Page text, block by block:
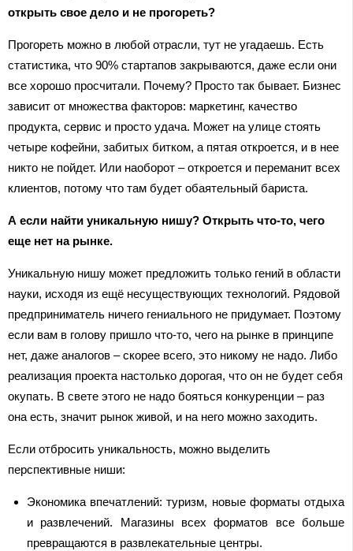
открыть свое дело и не прогореть?
Прогореть можно в любой отрасли, тут не угадаешь. Есть
статистика, что 90% стартапов закрываются, даже если они
все хорошо просчитали. Почему? Просто так бывает. Бизнес
зависит от множества факторов: маркетинг, качество
продукта, сервис и просто удача. Может на улице стоять
четыре кофейни, забитых битком, а пятая откроется, и в нее
никто не пойдет. Или наоборот – откроется и переманит всех
клиентов, потому что там будет обаятельный бариста.
А если найти уникальную нишу? Открыть что-то, чего
еще нет на рынке.
Уникальную нишу может предложить только гений в области
науки, исходя из ещё несуществующих технологий. Рядовой
предприниматель ничего гениального не придумает. Поэтому
если вам в голову пришло что-то, чего на рынке в принципе
нет, даже аналогов – скорее всего, это никому не надо. Либо
реализация проекта настолько дорогая, что он не будет себя
окупать. В свете этого не надо бояться конкуренции – раз
она есть, значит рынок живой, и на него можно заходить.
Если отбросить уникальность, можно выделить
перспективные ниши:
Экономика впечатлений: туризм, новые форматы отдыха
и развлечений. Магазины всех форматов все больше
превращаются в развлекательные центры.